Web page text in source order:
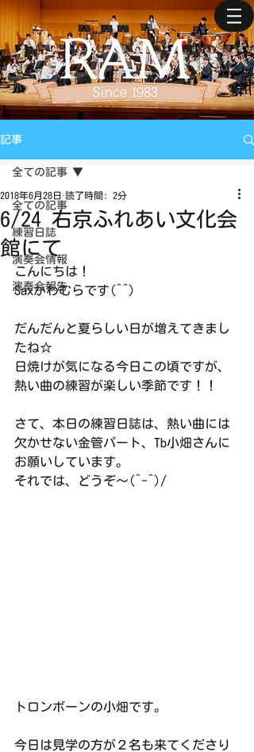
記事
全ての記事
練習日誌
演奏会情報
演奏会報告
全ての記事
6/24 右京ふれあい文化会
館にて
2018年6月28日 読了時間: 2分
こんにちは！
Saxかわむらです(^^)
だんだんと夏らしい日が増えてきまし
たね☆
日焼けが気になる今日この頃ですが、
熱い曲の練習が楽しい季節です！！
さて、本日の練習日誌は、熱い曲には
欠かせない金管パート、Tb小畑さんに
お願いしています。
それでは、どうぞ〜(^-^)/
トロンボーンの小畑です。
今日は見学の方が２名も来てくださり